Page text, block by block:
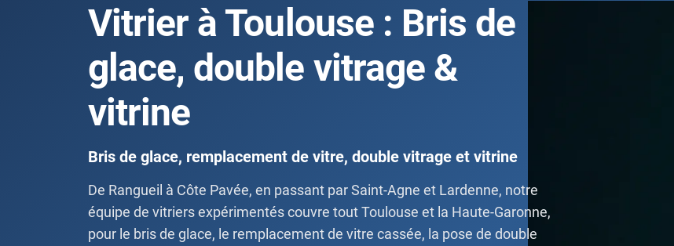
Vitrier à Toulouse : Bris de
glace, double vitrage &
vitrine
Bris de glace, remplacement de vitre, double vitrage et vitrine
De Rangueil à Côte Pavée, en passant par Saint-Agne et Lardenne, notre
équipe de vitriers expérimentés couvre tout Toulouse et la Haute-Garonne,
pour le bris de glace, le remplacement de vitre cassée, la pose de double